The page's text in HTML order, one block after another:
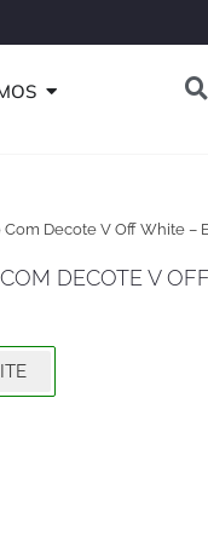
ABRIR QUEM SOMOS
Decote V Off White –
DECOTE V